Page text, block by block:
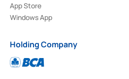
App Store
Windows App
Holding Company